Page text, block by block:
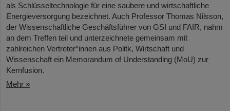
als Schlüsseltechnologie für eine saubere und wirtschaftliche
Energieversorgung bezeichnet. Auch Professor Thomas Nilsson,
der Wissenschaftliche Geschäftsführer von GSI und FAIR, nahm
an dem Treffen teil und unterzeichnete gemeinsam mit
zahlreichen Vertreter*innen aus Politk, Wirtschaft und
Wissenschaft ein Memorandum of Understanding (MoU) zur
Kernfusion.
Mehr »